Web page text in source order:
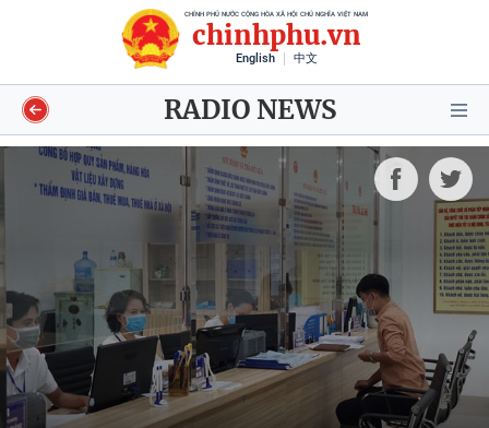
CHÍNH PHỦ NƯỚC CỘNG HÒA XÃ HỘI CHỦ NGHĨA VIỆT NAM
chinhphu.vn
English 中文
RADIO NEWS
Voices
Shorts video
Longform